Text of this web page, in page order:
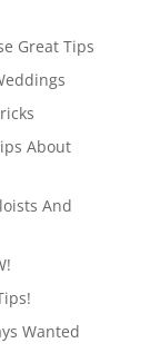
Great Tips
About
And
Wanted